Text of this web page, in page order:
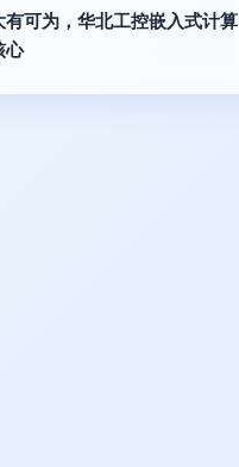
可为，华北工控嵌入式计算
心